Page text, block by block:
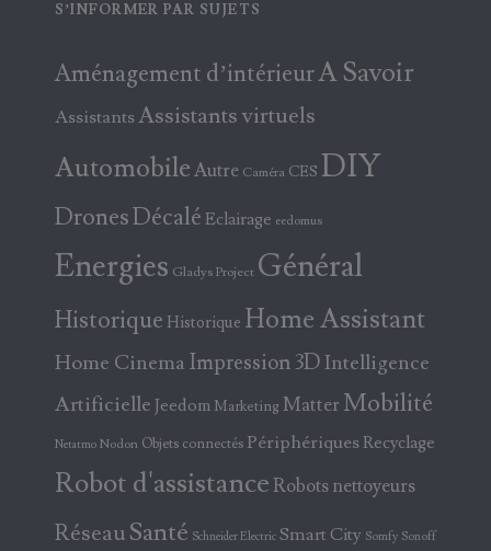
S’INFORMER PAR SUJETS
Aménagement d’intérieurA Savoir
AssistantsAssistants virtuels
AutomobileAutre Caméra CES DIY
DronesDécalé Eclairage eedomus
Energies Gladys Project Général
Historique Historique Home Assistant
Home Cinema Impression 3DIntelligence
Artificielle Jeedom Marketing Matter Mobilité
Netatmo Nodon Objets connectés PériphériquesRecyclage
Robot d'assistance Robots nettoyeurs
RéseauSanté Schneider Electric Smart City Somfy Sonoff